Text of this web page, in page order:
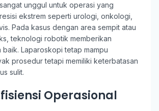
unggul untuk operasi yang
ekstrem seperti urologi, onkologi,
Pada kasus dengan area sempit atau
teknologi robotik memberikan
Laparoskopi tetap mampu
prosedur tetapi memiliki keterbatasan
sulit.
Operasional